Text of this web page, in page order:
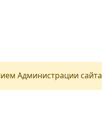
Администрации сайта